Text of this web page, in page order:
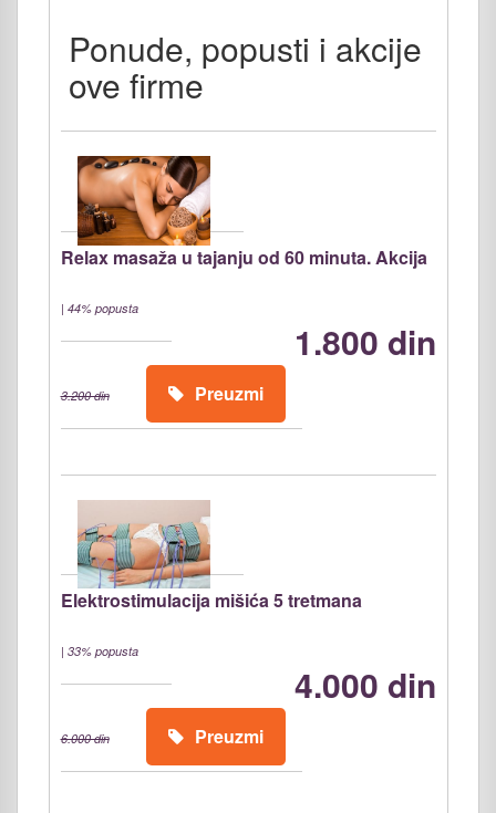
Ponude, popusti i akcije
ove firme
Relax masaža u tajanju od 60 minuta. Akcija
| 44% popusta
1.800 din
3.200 din Preuzmi
Elektrostimulacija mišića 5 tretmana
| 33% popusta
4.000 din
6.000 din Preuzmi